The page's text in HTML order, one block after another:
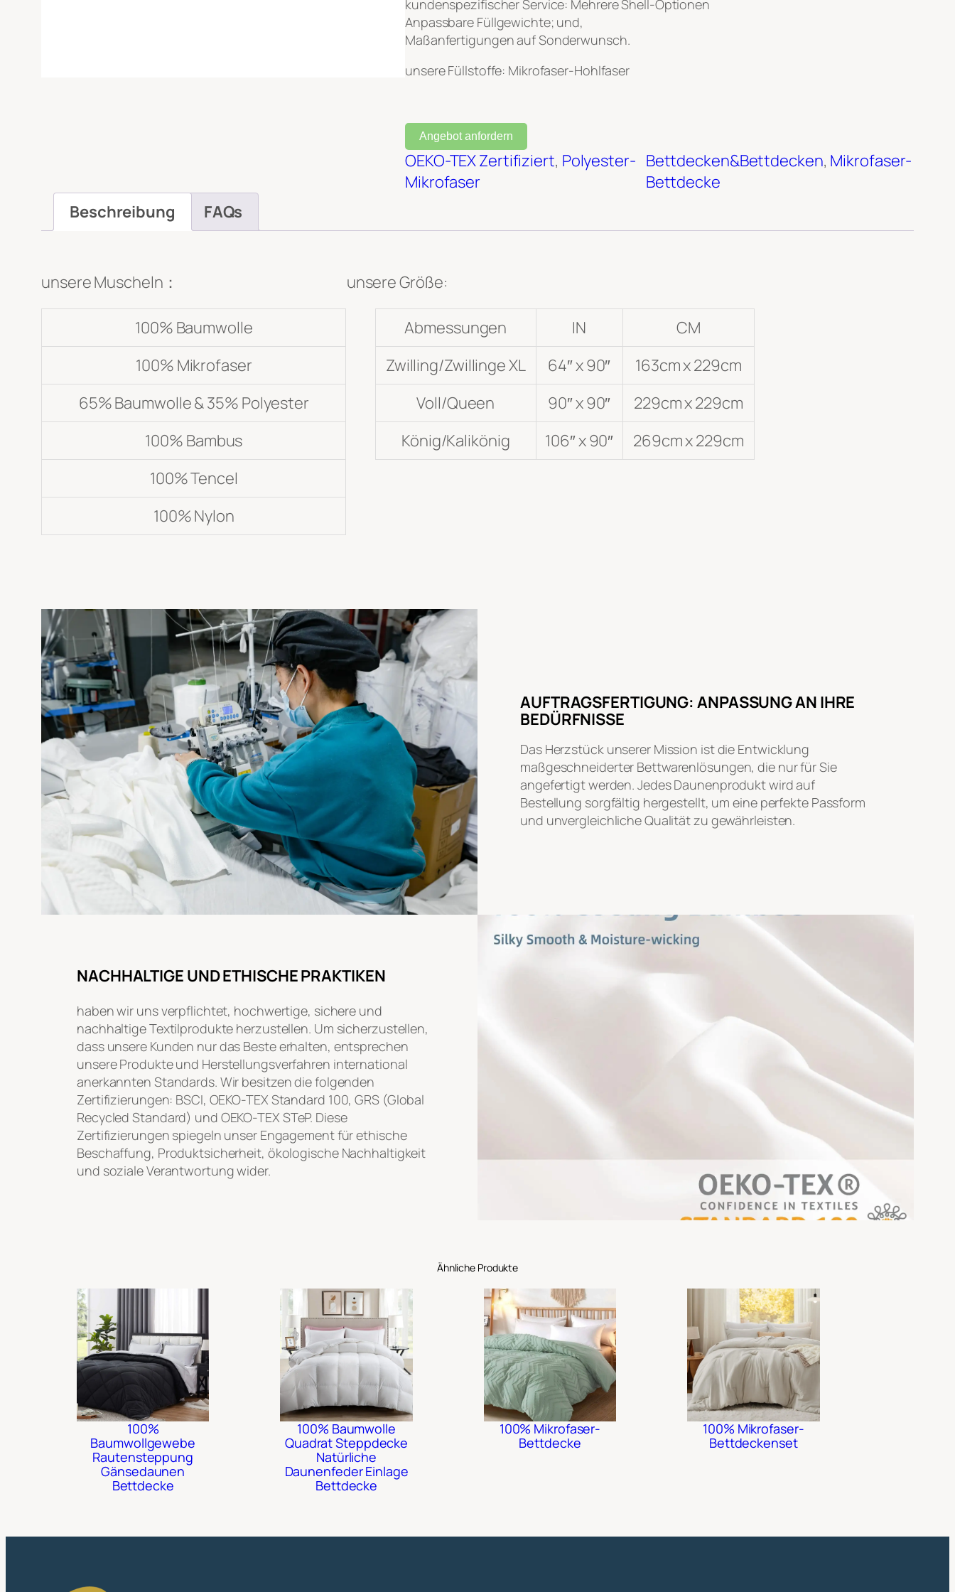
kundenspezifischer Service: Mehrere Shell-Optionen
Anpassbare Füllgewichte; und,
Maßanfertigungen auf Sonderwunsch.
unsere Füllstoffe: Mikrofaser-Hohlfaser
Angebot anfordern
OEKO-TEX Zertifiziert, Polyester-
Mikrofaser
Bettdecken&Bettdecken, Mikrofaser-
Bettdecke
Beschreibung
FAQs
unsere Muscheln：
100% Baumwolle
100% Mikrofaser
65% Baumwolle & 35% Polyester
100% Bambus
100% Tencel
100% Nylon
unsere Größe:
Abmessungen IN
CM
Zwilling/Zwillinge XL
64″ x 90″
163cm x 229cm
Voll/Queen
90″ x 90″
229cm x 229cm
König/Kalikönig
106″ x 90″ 269cm x 229cm
AUFTRAGSFERTIGUNG: ANPASSUNG AN IHRE
BEDÜRFNISSE
Das Herzstück unserer Mission ist die Entwicklung
maßgeschneiderter Bettwarenlösungen, die nur für Sie
angefertigt werden. Jedes Daunenprodukt wird auf
Bestellung sorgfältig hergestellt, um eine perfekte Passform
und unvergleichliche Qualität zu gewährleisten.
NACHHALTIGE UND ETHISCHE PRAKTIKEN
haben wir uns verpflichtet, hochwertige, sichere und
nachhaltige Textilprodukte herzustellen. Um sicherzustellen,
dass unsere Kunden nur das Beste erhalten, entsprechen
unsere Produkte und Herstellungsverfahren international
anerkannten Standards. Wir besitzen die folgenden
Zertifizierungen: BSCI, OEKO-TEX Standard 100, GRS (Global
Recycled Standard) und OEKO-TEX STeP. Diese
Zertifizierungen spiegeln unser Engagement für ethische
Beschaffung, Produktsicherheit, ökologische Nachhaltigkeit
und soziale Verantwortung wider.
Ähnliche Produkte
100%
Baumwollgewebe
Rautensteppung
Gänsedaunen
Bettdecke
100% Baumwolle
Quadrat Steppdecke
Natürliche
Daunenfeder Einlage
Bettdecke
100% Mikrofaser-
Bettdecke
100% Mikrofaser-
Bettdeckenset
Datei-Upload
Einreichen